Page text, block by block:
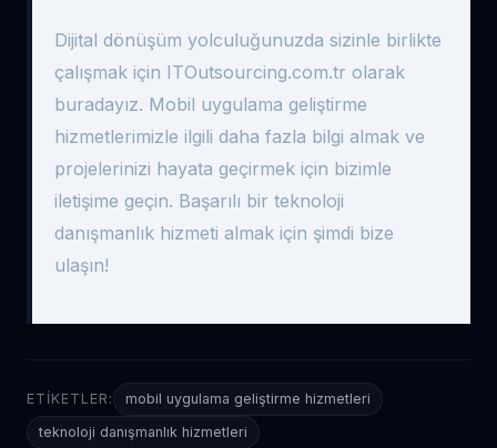
Dijital dönüşüm yolculuğunuzda sizinle birlikte
çalışmak için ITOutsourcing.com.tr olarak
buradayız. Mobil uygulama geliştirme
hizmetlerimizle ilgili daha fazla bilgi almak ve
projelerinizi hayata geçirmek için bizimle
iletişime geçin. Başarılı bir teknoloji
danışmanlık hizmeti almak için şimdi bize
ulaşın!
ETIKETLER:
mobil uygulama geliştirme hizmetleri
teknoloji danışmanlık hizmetleri